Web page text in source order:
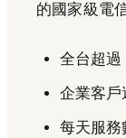
的國家級電
全台超過
企業客戶
每天服務